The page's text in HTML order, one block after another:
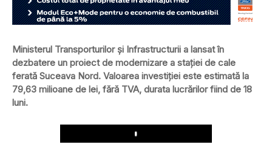
Ministerul Transporturilor și Infrastructurii a lansat în
dezbatere un proiect de modernizare a stației de cale
ferată Suceava Nord. Valoarea investiției este estimată la
79,63 milioane de lei, fără TVA, durata lucrărilor fiind de 18
luni.
Play